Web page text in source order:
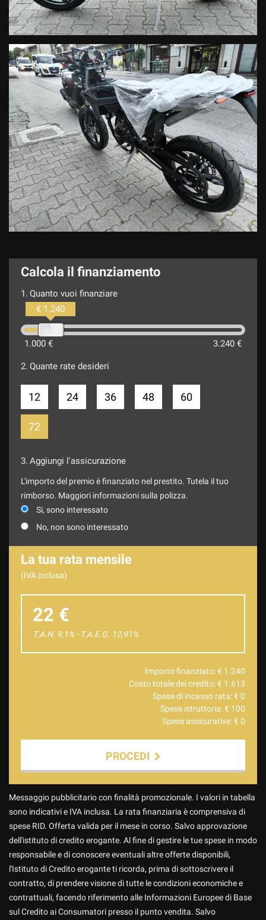
tamponamento per quellemotard: migliorano rispettivamente la
capacità di affrontare percorsi off-road più impegnativi e di
Nuovo scarico: compatto, racing, degno di una vera moto.
Nuovo sistema mono serratura. Una sola chiave per
bloccasterzo/avviamento, serbatoio e sella. Tanta praticità e
sicurezza.
Nuovo fanalino posteriore a LED: migliora la sicurezza
nell’identificazione del veicolo.
Freni: anteriore a disco Ø 260 mm, posteriore Ø 220 mm.
Nuovo serbatoio da 6,5L.
Nuove pedane poggiapiedi microfuse per un controllo di guida
senza precedenti.
Decalco grafiche di grande personalità: uno stile unico per non
passare inosservato.
Finanziamenti personalizzati. Spedizione in tutta Italia.
Calcola il finanziamento
1. Quanto vuoi finanziare
1.000 € 3.240 €
€ 1.240
2. Quante rate desideri
12 24 36 48 60
72
3. Aggiungi l'assicurazione
L'importo del premio è finanziato nel prestito. Tutela il tuo
rimborso. Maggiori informazioni sulla polizza.
Si, sono interessato
No, non sono interessato
La tua rata mensile
(IVA inclusa)
22 €
T.A.N. 9,1% - T.A.E.G. 12,91%
Importo finanziato: € 1.240
Costo totale del credito: € 1.613
Spese di incasso rata: € 0
Spese istruttoria: € 100
Spese assicurative: € 0
PROCEDI
Contattaci
Messaggio pubblicitario con finalità promozionale. I valori in tabella
sono indicativi e IVA inclusa. La rata finanziaria è comprensiva di
spese RID. Offerta valida per il mese in corso. Salvo approvazione
dell'istituto di credito erogante. Al fine di gestire le tue spese in modo
responsabile e di conoscere eventuali altre offerte disponibili,
l'Istituto di Credito erogante ti ricorda, prima di sottoscrivere il
contratto, di prendere visione di tutte le condizioni economiche e
contrattuali, facendo riferimento alle Informazioni Europee di Base
sul Credito ai Consumatori presso il punto vendita. Salvo